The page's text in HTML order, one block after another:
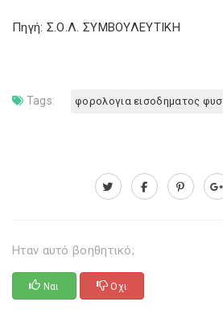
Πηγή: Σ.Ο.Λ. ΣΥΜΒΟΥΛΕΥΤΙΚΗ
Tags: φορολογια εισοδηματος
Ηταν αυτό βοηθητικό;
Ναι Οχι